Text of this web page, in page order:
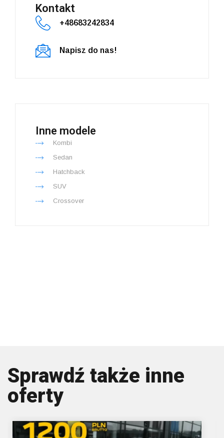
Kontakt
+48683242834
Napisz do nas!
Inne modele
Kombi
Sedan
Hatchback
SUV
Crossover
Sprawdź także inne
oferty